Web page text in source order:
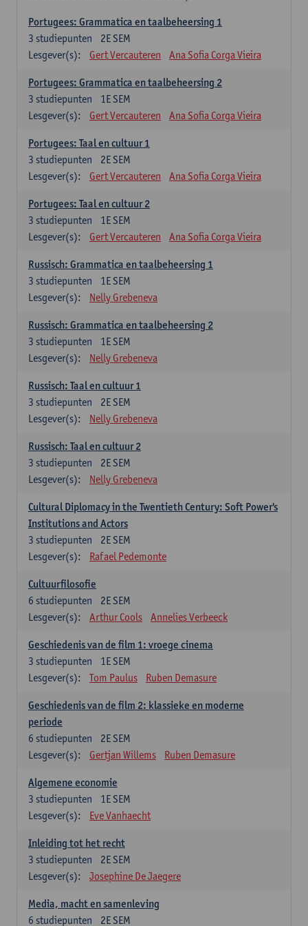
Portugees: Grammatica en taalbeheersing 1
2E SEM
3 studiepunten
Lesgever(s):
Gert Vercauteren Ana Sofia Corga Vieira
Portugees: Grammatica en taalbeheersing 2
1E SEM
3 studiepunten
Lesgever(s):
Gert Vercauteren Ana Sofia Corga Vieira
Portugees: Taal en cultuur 1
2E SEM
3 studiepunten
Lesgever(s):
Gert Vercauteren Ana Sofia Corga Vieira
Portugees: Taal en cultuur 2
1E SEM
3 studiepunten
Lesgever(s):
Gert Vercauteren Ana Sofia Corga Vieira
Russisch: Grammatica en taalbeheersing 1
1E SEM
3 studiepunten
Lesgever(s):
Nelly Grebeneva
Russisch: Grammatica en taalbeheersing 2
1E SEM
3 studiepunten
Lesgever(s):
Nelly Grebeneva
Russisch: Taal en cultuur 1
2E SEM
3 studiepunten
Lesgever(s):
Nelly Grebeneva
Russisch: Taal en cultuur 2
2E SEM
3 studiepunten
Lesgever(s):
Nelly Grebeneva
Cultural Diplomacy in the Twentieth Century: Soft Power's
Institutions and Actors
2E SEM
3 studiepunten
Lesgever(s):
Rafael Pedemonte
Cultuurfilosofie
2E SEM
6 studiepunten
Lesgever(s):
Arthur Cools Annelies Verbeeck
Geschiedenis van de film 1: vroege cinema
1E SEM
3 studiepunten
Lesgever(s):
Tom Paulus Ruben Demasure
Geschiedenis van de film 2: klassieke en moderne
periode
2E SEM
6 studiepunten
Lesgever(s):
Gertjan Willems Ruben Demasure
Algemene economie
1E SEM
3 studiepunten
Lesgever(s):
Eve Vanhaecht
Inleiding tot het recht
2E SEM
3 studiepunten
Lesgever(s):
Josephine De Jaegere
Media, macht en samenleving
2E SEM
6 studiepunten